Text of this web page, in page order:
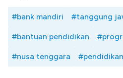
#bank mandiri #tanggung
#bantuan pendidikan
#nusa tenggara #pendidikan